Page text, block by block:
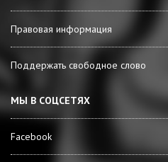
Правовая информация
Поддержать свободное слово
МЫ В СОЦСЕТЯХ
Facebook